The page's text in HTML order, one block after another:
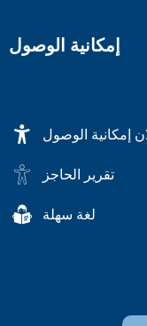
إمكانية الوصول
إمكانية الوصول
تقرير الحاجز
لغة سهلة